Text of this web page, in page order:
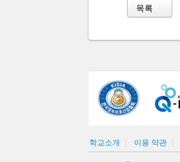
목록
학교소개 이용 약관